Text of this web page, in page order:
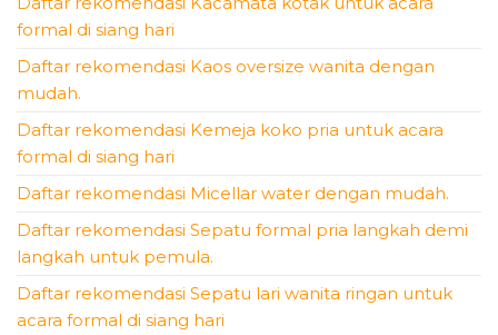
formal di siang hari
Daftar rekomendasi Kaos oversize wanita dengan
mudah.
Daftar rekomendasi Kemeja koko pria untuk acara
formal di siang hari
Daftar rekomendasi Micellar water dengan mudah.
Daftar rekomendasi Sepatu formal pria langkah demi
langkah untuk pemula.
Daftar rekomendasi Sepatu lari wanita ringan untuk
acara formal di siang hari